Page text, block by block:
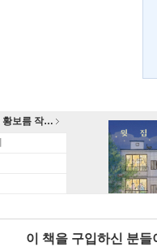
뮤지컬 〈휴남동 서점〉X 황보름 작가 북토크
이 책을 구입하신 분